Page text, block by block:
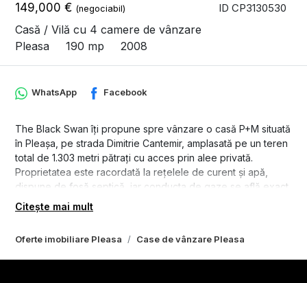
ID CP3130530
149,000 € (negociabil)
Casă / Vilă cu 4 camere de vânzare
Pleasa
190 mp 2008
Oferte imobiliare Pleasa Case de vânzare Pleasa
WhatsApp Facebook
The Black Swan îți propune spre vânzare o casă P+M situată
în Pleașa, pe strada Dimitrie Cantemir, amplasată pe un teren
total de 1.303 metri pătrați cu acces prin alee privată.
Proprietatea este racordată la rețelele de curent și apă,
dispune de fosă septică, iar conducta de gaze se află exact
la poartă.
peste parter și structură din lemn la mansardă. Deși
Citește mai mult